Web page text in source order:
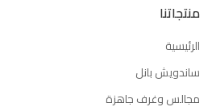
منتجاتنا
الرئيسية
ساندويش بانل
مجالس وغرف جاهزة